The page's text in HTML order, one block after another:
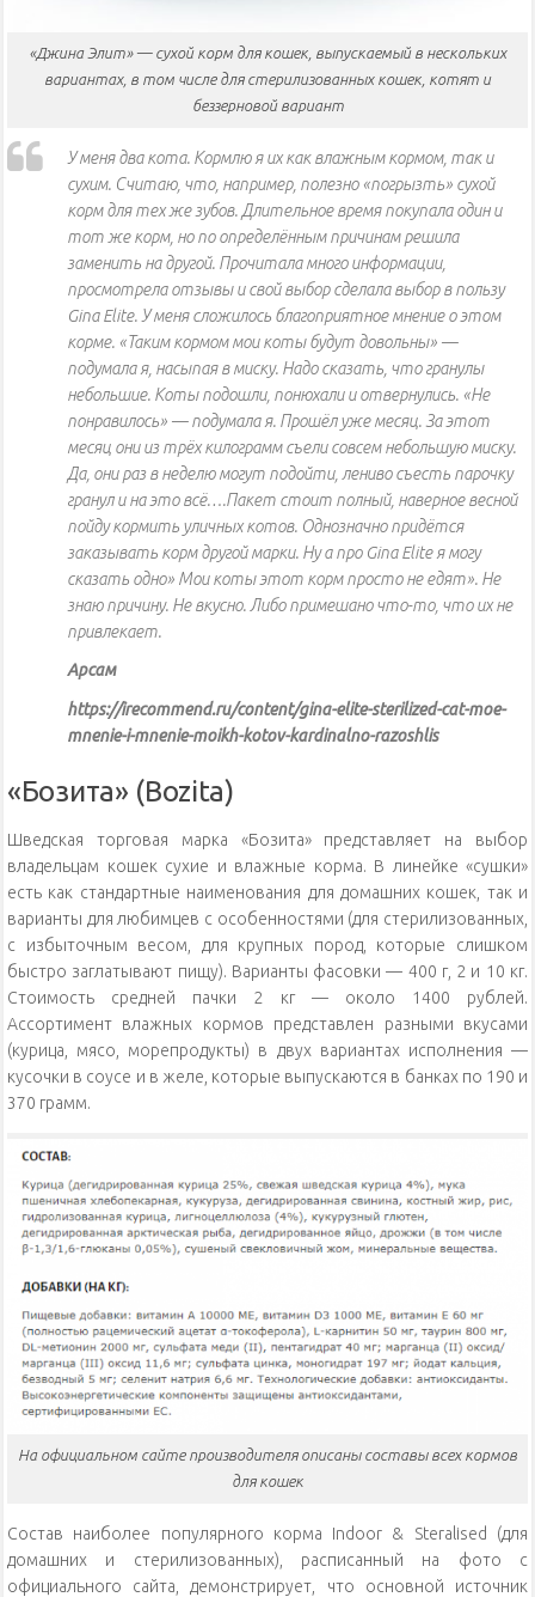
«Джина Элит» — сухой корм для кошек, выпускаемый в нескольких
вариантах, в том числе для стерилизованных кошек, котят и
беззерновой вариант
У меня два кота. Кормлю я их как влажным кормом, так и
сухим. Считаю, что, например, полезно «погрызть» сухой
корм для тех же зубов. Длительное время покупала один и
тот же корм, но по определённым причинам решила
заменить на другой. Прочитала много информации,
просмотрела отзывы и свой выбор сделала выбор в пользу
Gina Elite. У меня сложилось благоприятное мнение о этом
корме. «Таким кормом мои коты будут довольны» —
подумала я, насыпая в миску. Надо сказать, что гранулы
небольшие. Коты подошли, понюхали и отвернулись. «Не
понравилось» — подумала я. Прошёл уже месяц. За этот
месяц они из трёх килограмм съели совсем небольшую миску.
Да, они раз в неделю могут подойти, лениво съесть парочку
гранул и на это всё….Пакет стоит полный, наверное весной
пойду кормить уличных котов. Однозначно придётся
заказывать корм другой марки. Ну а про Gina Elite я могу
сказать одно» Мои коты этот корм просто не едят». Не
знаю причину. Не вкусно. Либо примешано что-то, что их не
привлекает.
Арсам
https://irecommend.ru/content/gina-elite-sterilized-cat-moe-
mnenie-i-mnenie-moikh-kotov-kardinalno-razoshlis
«Бозита» (Bozita)
Шведская торговая марка «Бозита» представляет на выбор
владельцам кошек сухие и влажные корма. В линейке «сушки»
есть как стандартные наименования для домашних кошек, так и
варианты для любимцев с особенностями (для стерилизованных,
с избыточным весом, для крупных пород, которые слишком
быстро заглатывают пищу). Варианты фасовки — 400 г, 2 и 10 кг.
Стоимость средней пачки 2 кг — около 1400 рублей.
Ассортимент влажных кормов представлен разными вкусами
(курица, мясо, морепродукты) в двух вариантах исполнения —
кусочки в соусе и в желе, которые выпускаются в банках по 190 и
370 грамм.
На официальном сайте производителя описаны составы всех кормов
для кошек
Состав наиболее популярного корма Indoor & Steralised (для
домашних и стерилизованных), расписанный на фото с
официального сайта, демонстрирует, что основной источник